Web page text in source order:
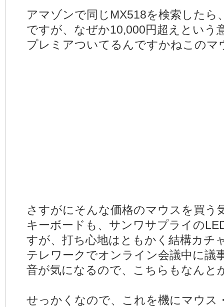
アマゾンで同じMX518を検索した
ですが、なぜか10,000円超えという
プレミアついてるんですかねこのマ
さすがにそんな価格のマウスを買う
キーボードも、サンワサプライの
すが、打ち心地はともかく結構カチ
テレワークでオンライン会議中に議
音が気になるので、こちらもなんと
せっかくなので、これを機にマウス